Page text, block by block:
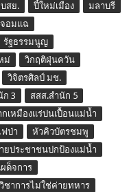
บสย. ปี๋ใหม่เมือง
มลาบรี
อมแฉ
รัฐธรรมนูญ
ม่
วิกฤติฝุ่นควัน
วิจิตรศิลป์ มช.
ก 3
สสส.สำนัก 5
เหมืองแร่ปนเปื้อนแม่น้ำ
ป่า
หัวคิวบัตรชมพู
ยประชาชนปกป้องแม่น้ำ
ผด็จการ
วิชาการไม่ใช่ค่ายทหาร